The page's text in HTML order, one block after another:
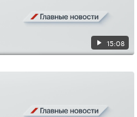
15:08